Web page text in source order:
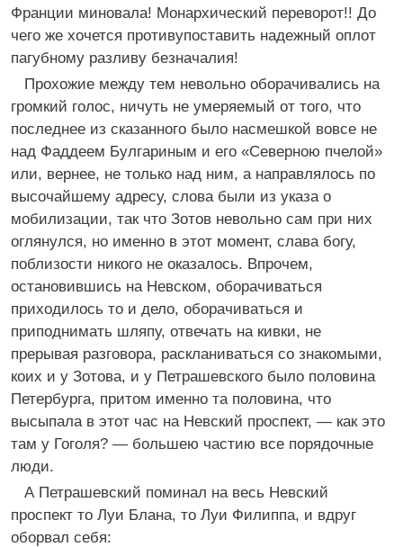
Франции миновала! Монархический переворот!! До
чего же хочется противупоставить надежный оплот
пагубному разливу безначалия!
Прохожие между тем невольно оборачивались на
громкий голос, ничуть не умеряемый от того, что
последнее из сказанного было насмешкой вовсе не
над Фаддеем Булгариным и его «Северною пчелой»
или, вернее, не только над ним, а направлялось по
высочайшему адресу, слова были из указа о
мобилизации, так что Зотов невольно сам при них
оглянулся, но именно в этот момент, слава богу,
поблизости никого не оказалось. Впрочем,
остановившись на Невском, оборачиваться
приходилось то и дело, оборачиваться и
приподнимать шляпу, отвечать на кивки, не
прерывая разговора, раскланиваться со знакомыми,
коих и у Зотова, и у Петрашевского было половина
Петербурга, притом именно та половина, что
высыпала в этот час на Невский проспект, — как это
там у Гоголя? — большею частию все порядочные
люди.
А Петрашевский поминал на весь Невский
проспект то Луи Блана, то Луи Филиппа, и вдруг
оборвал себя: